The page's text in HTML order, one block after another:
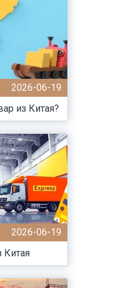
2026-06-19
из Китая?
2026-06-19
Китая